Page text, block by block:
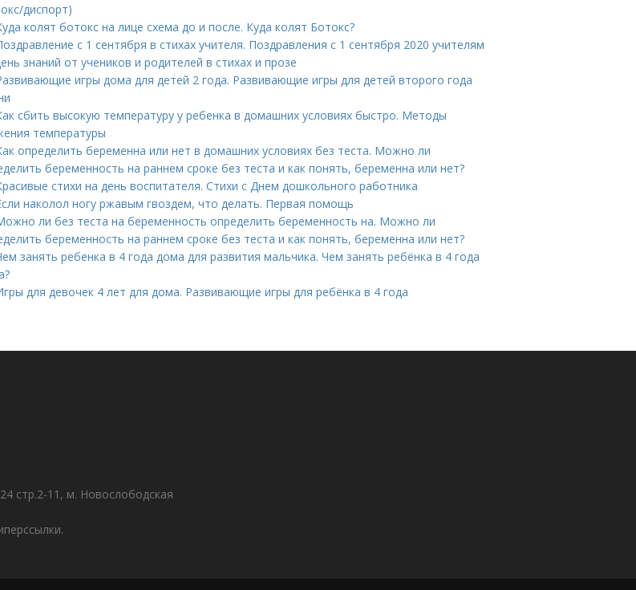
диспорт)
колят ботокс на лице схема до и после. Куда колят Ботокс?
с 1 сентября в стихах учителя. Поздравления с 1 сентября 2020 учителям
знаний от учеников и родителей в стихах и прозе
игры дома для детей 2 года. Развивающие игры для детей второго года
сбить высокую температуру у ребенка в домашних условиях быстро. Методы
температуры
определить беременна или нет в домашних условиях без теста. Можно ли
беременность на раннем сроке без теста и как понять, беременна или нет?
стихи на день воспитателя. Стихи с Днем дошкольного работника
наколол ногу ржавым гвоздем, что делать. Первая помощь
ли без теста на беременность определить беременность на. Можно ли
беременность на раннем сроке без теста и как понять, беременна или нет?
занять ребенка в 4 года дома для развития мальчика. Чем занять ребёнка в 4 года
для девочек 4 лет для дома. Развивающие игры для ребёнка в 4 года
стр.2-11, м. Новослободская